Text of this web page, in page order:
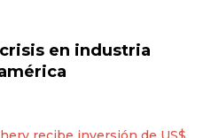
en industria